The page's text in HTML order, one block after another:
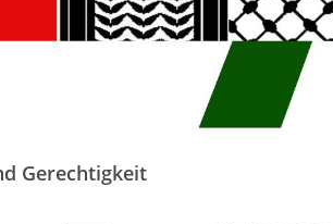
Gerechtigkeit